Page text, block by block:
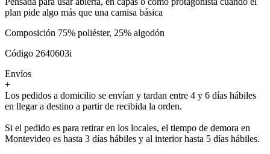
plan pide algo más que una camisa básica
Composición 75% poliéster, 25% algodón
Código 2640603i
Envíos
+
Los pedidos a domicilio se envían y tardan entre 4 y 6 días hábiles
en llegar a destino a partir de recibida la orden.
Si el pedido es para retirar en los locales, el tiempo de demora en
Montevideo es hasta 3 días hábiles y al interior hasta 5 días hábiles.